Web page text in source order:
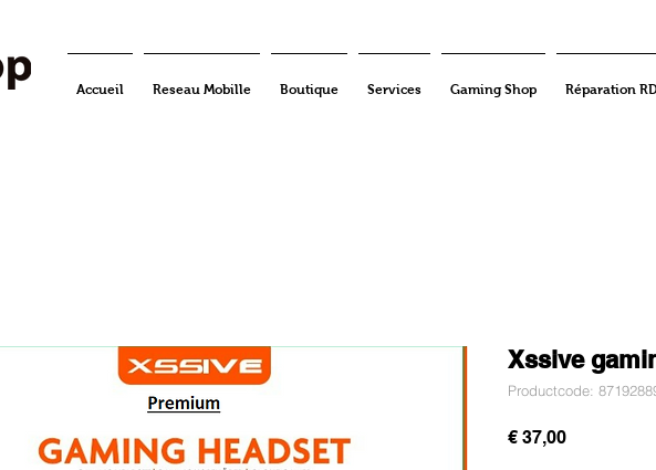
Accueil Reseau Mobille Boutique Services Gaming Shop Réparation
Xssive
Productcode:
€ 37,00Prijs